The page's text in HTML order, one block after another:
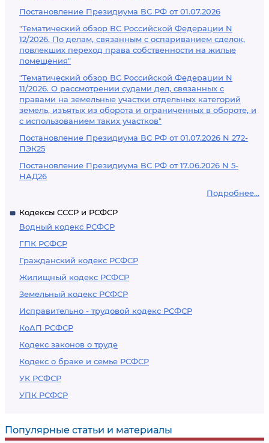
Постановление Президиума ВС РФ от 01.07.2026
"Тематический обзор ВС Российской Федерации N
12/2026. По делам, связанным с оспариванием сделок,
повлекших переход права собственности на жилые
помещения"
"Тематический обзор ВС Российской Федерации N
11/2026. О рассмотрении судами дел, связанных с
правами на земельные участки отдельных категорий
земель, изъятых из оборота и ограниченных в обороте, и
с использованием таких участков"
Постановление Президиума ВС РФ от 01.07.2026 N 272-
ПЭК25
Постановление Президиума ВС РФ от 17.06.2026 N 5-
НАД26
Подробнее...
Кодексы СССР и РСФСР
Водный кодекс РСФСР
ГПК РСФСР
Гражданский кодекс РСФСР
Жилищный кодекс РСФСР
Земельный кодекс РСФСР
Исправительно - трудовой кодекс РСФСР
КоАП РСФСР
Кодекс законов о труде
Кодекс о браке и семье РСФСР
УК РСФСР
УПК РСФСР
Популярные статьи и материалы